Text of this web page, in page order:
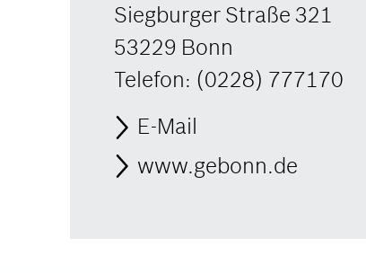
Siegburger Straße 321
53229 Bonn
Telefon: (0228) 777170
E-Mail
www.gebonn.de